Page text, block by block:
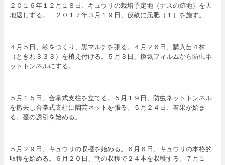
２０１６年１２月１８日、キュウリの栽培予定地（ナスの跡地）を天
地返しする。 ２０１７年３月１９日、仮畝に元肥（１）を施す。
４月５日、畝をつくり、黒マルチを張る。４月２６日、購入苗４株
（ときわ３３３）を植え付ける。５月３日、換気フィルムから防虫ネ
ットトンネルにする。
５月１５日、合掌式支柱を立てる。５月１９日、防虫ネットトンネル
を撤去し合掌式支柱に園芸ネットを張る。５月２４日、着果が始ま
る。蔓の誘引を始める。
５月２９日、キュウリの収穫を始める。６月６日、キュウリの本格的
収穫を始める。６月２０日、朝の収穫で２４本を収穫する。７月１